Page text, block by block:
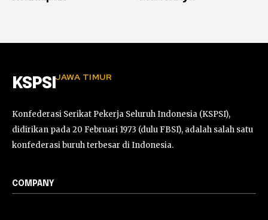
KSPSI JAWA TIMUR
Konfederasi Serikat Pekerja Seluruh Indonesia (KSPSI),
didirikan pada 20 Februari 1973 (dulu FBSI), adalah salah satu
konfederasi buruh terbesar di Indonesia.
COMPANY